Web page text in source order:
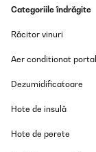
entsorgen.
gewesen, da
Categoriile îndrăgite
Răcitor vinuri
Aer conditionat
Dezumidificatoare
Hote de insulă
Hote de perete